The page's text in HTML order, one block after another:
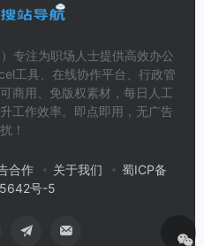
专注为职场人士提供高效办公
工具、在线协作平台、行政管
商用、免版权素材，每日人工
工作效率。即点即用，无广告
！
合作 关于我们
蜀ICP备
号-5